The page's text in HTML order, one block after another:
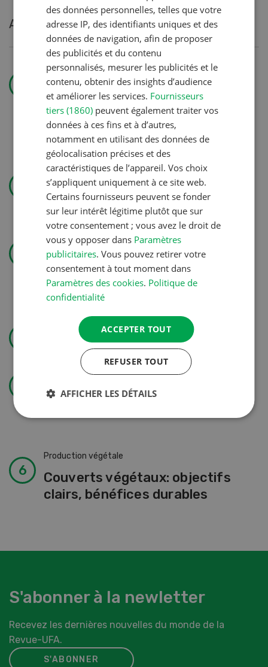
Articles les plus lus
Production animale
Belles et
bien
gestantes
Technique agricole
Solomix
Gestion
Pas de jardin permanent sans
autorisation
Utiliser l’eau avec efficience
Technique agricole
« J’aime les cultures et aussi
Production végétale
Couverts végétaux: objectifs
clairs, bénéfices durables
S'abonner à la newletter
Recevez les dernières nouvelles du monde de la
Revue-UFA.
S'ABONNER
des données personnelles, telles que votre
adresse IP, des identifiants uniques et des
données de navigation, afin de proposer
des publicités et du contenu
personnalisés, mesurer les publicités et le
contenu, obtenir des insights d’audience
et améliorer les services. Fournisseurs
tiers (1860) peuvent également traiter vos
données à ces fins et à d’autres,
notamment en utilisant des données de
géolocalisation précises et des
caractéristiques de l’appareil. Vos choix
s’appliquent uniquement à ce site web.
Certains fournisseurs peuvent se fonder
sur leur intérêt légitime plutôt que sur
votre consentement ; vous avez le droit de
vous y opposer dans Paramètres
publicitaires. Vous pouvez retirer votre
consentement à tout moment dans
Paramètres des cookies. Politique de
confidentialité
ACCEPTER TOUT
REFUSER TOUT
AFFICHER LES DÉTAILS